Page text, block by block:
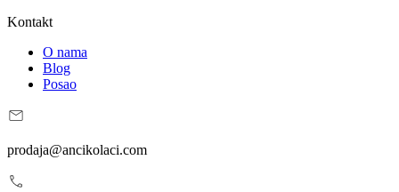
Kontakt
O nama
Blog
Posao
prodaja@ancikolaci.com